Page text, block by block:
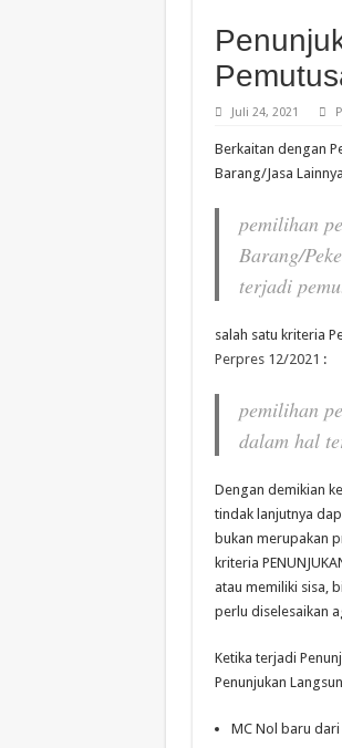
Juli 24, 2021
Berkaitan dengan
Barang/Jasa
pemilihan
Barang/
terjadi
salah satu kriteria
Perpres 12/2021 :
pemilihan
dalam hal
Dengan demikian
tindak lanjutnya
bukan merupakan
kriteria
atau memiliki sisa,
perlu diselesaikan
Ketika terjadi
Penunjukan
MC Nol baru